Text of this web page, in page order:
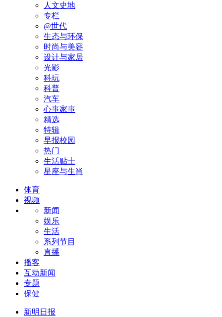
人文史地
专栏
@世代
生态与环保
时尚与美容
设计与家居
光影
科玩
科普
汽车
心事家事
精选
特辑
早报校园
热门
生活贴士
星座与生肖
体育
视频
新闻
娱乐
生活
系列节目
直播
播客
互动新闻
专题
保健
新明日报